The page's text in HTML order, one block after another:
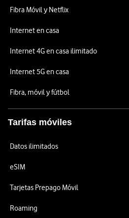
Fibra Móvil y Netflix
Internet en casa
Internet 4G en casa ilimitado
Internet 5G en casa
Fibra, móvil y fútbol
Tarifas móviles
Datos ilimitados
eSIM
Tarjetas Prepago Móvil
Roaming